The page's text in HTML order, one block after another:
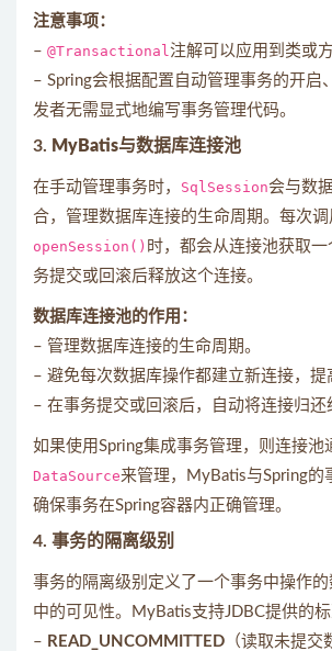
注意事项：
– @Transactional注解可以应用到类或
– Spring会根据配置自动管理事务的开启
发者无需显式地编写事务管理代码。
3. MyBatis与数据库连接池
在手动管理事务时， SqlSession会与数
合，管理数据库连接的生命周期。每次调
openSession() 时，都会从连接池获取
务提交或回滚后释放这个连接。
数据库连接池的作用：
– 管理数据库连接的生命周期。
– 避免每次数据库操作都建立新连接，提
– 在事务提交或回滚后，自动将连接归还
如果使用Spring集成事务管理，则连接池
DataSource来管理，MyBatis与Spring的
确保事务在Spring容器内正确管理。
4. 事务的隔离级别
事务的隔离级别定义了一个事务中操作
中的可见性。MyBatis支持JDBC提供的标
– READ_UNCOMMITTED （读取未提交